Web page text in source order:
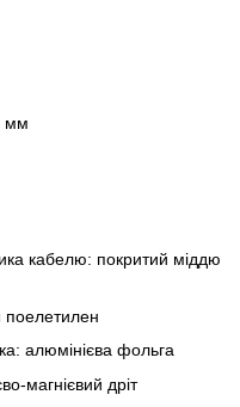
мм
кабелю: покритий міддю
поелетилен
алюмінієва фольга
магнієвий дріт